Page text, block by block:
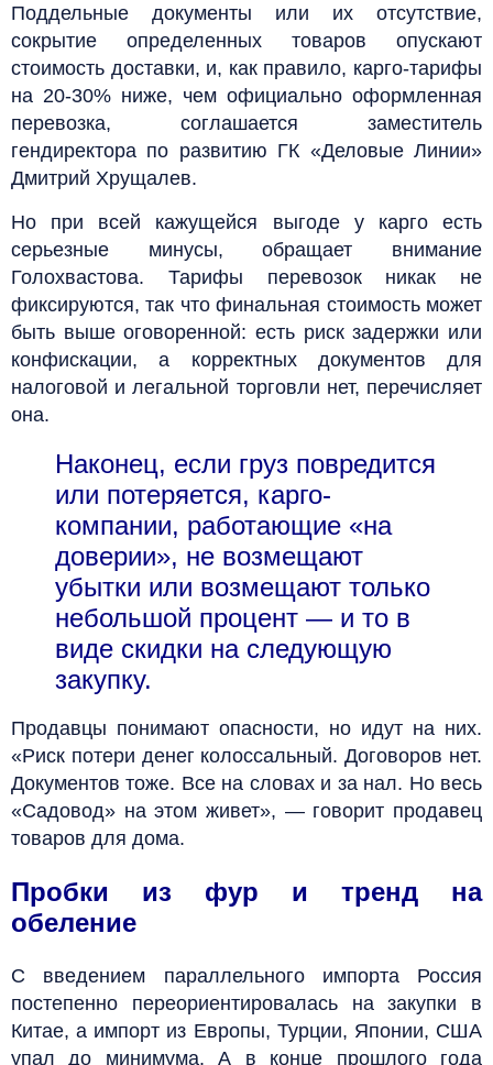
Поддельные документы или их отсутствие,
сокрытие определенных товаров опускают
стоимость доставки, и, как правило, карго-тарифы
на 20-30% ниже, чем официально оформленная
перевозка, соглашается заместитель
гендиректора по развитию ГК «Деловые Линии»
Дмитрий Хрущалев.
Но при всей кажущейся выгоде у карго есть
серьезные минусы, обращает внимание
Голохвастова. Тарифы перевозок никак не
фиксируются, так что финальная стоимость может
быть выше оговоренной: есть риск задержки или
конфискации, а корректных документов для
налоговой и легальной торговли нет, перечисляет
она.
Наконец, если груз повредится
или потеряется, карго-
компании, работающие «на
доверии», не возмещают
убытки или возмещают только
небольшой процент — и то в
виде скидки на следующую
закупку.
Продавцы понимают опасности, но идут на них.
«Риск потери денег колоссальный. Договоров нет.
Документов тоже. Все на словах и за нал. Но весь
«Садовод» на этом живет», — говорит продавец
товаров для дома.
Пробки из фур и тренд на
обеление
С введением параллельного импорта Россия
постепенно переориентировалась на закупки в
Китае, а импорт из Европы, Турции, Японии, США
упал до минимума. А в конце прошлого года